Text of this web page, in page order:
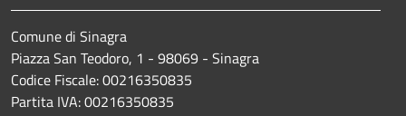
Comune di Sinagra
Piazza San Teodoro, 1 - 98069 - Sinagra
Codice Fiscale: 00216350835
Partita IVA: 00216350835